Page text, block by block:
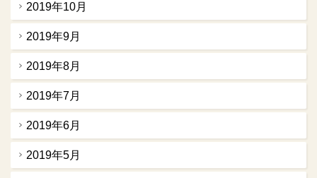
2019年10月
2019年9月
2019年8月
2019年7月
2019年6月
2019年5月